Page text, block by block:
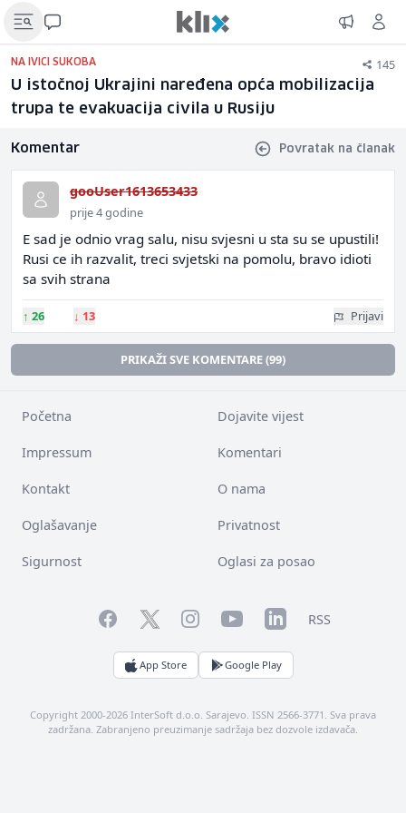
NA IVICI SUKOBA 145
U istočnoj Ukrajini naređena opća mobilizacija
trupa te evakuacija civila u Rusiju
Komentar Povratak na članak
gooUser1613653433
prije 4 godine
E sad je odnio vrag salu, nisu svjesni u sta su se upustili!
Rusi ce ih razvalit, treci svjetski na pomolu, bravo idioti
sa svih strana
↑ 26 ↓ 13 Prijavi
PRIKAŽI SVE KOMENTARE (99)
Početna Dojavite vijest
Impressum Komentari
Kontakt O nama
Oglašavanje Privatnost
Sigurnost Oglasi za posao
FacebookTwitterInstagramYouTubeLinkedInRSS
App Store Google Play
Copyright 2000-2026 InterSoft d.o.o. Sarajevo. ISSN 2566-3771. Sva prava
zadržana. Zabranjeno preuzimanje sadržaja bez dozvole izdavača.